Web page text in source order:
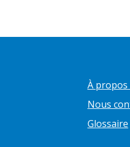
À propos
Nous
Glossaire